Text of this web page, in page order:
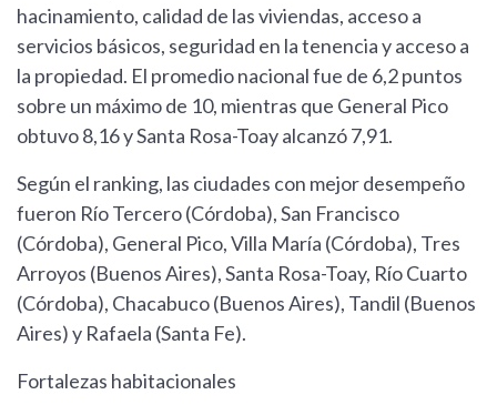
hacinamiento, calidad de las viviendas, acceso a
servicios básicos, seguridad en la tenencia y acceso a
la propiedad. El promedio nacional fue de 6,2 puntos
sobre un máximo de 10, mientras que General Pico
obtuvo 8,16 y Santa Rosa-Toay alcanzó 7,91.
Según el ranking, las ciudades con mejor desempeño
fueron Río Tercero (Córdoba), San Francisco
(Córdoba), General Pico, Villa María (Córdoba), Tres
Arroyos (Buenos Aires), Santa Rosa-Toay, Río Cuarto
(Córdoba), Chacabuco (Buenos Aires), Tandil (Buenos
Aires) y Rafaela (Santa Fe).
Fortalezas habitacionales